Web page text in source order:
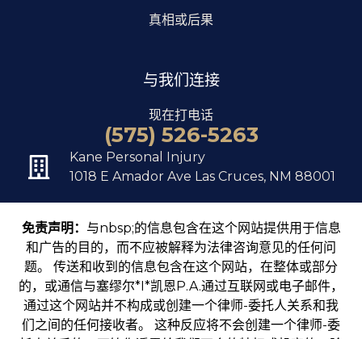
真相或后果
与我们连接
现在打电话
(575) 526-5263
Kane Personal Injury
1018 E Amador Ave Las Cruces, NM 88001
免责声明： 与nbsp;的信息包含在这个网站提供用于信息
和广告的目的，而不应被解释为法律咨询意见的任何问
题。 传送和收到的信息包含在这个网站，在整体或部分
的，或通信与塞缪尔*I*凯恩P.A.通过互联网或电子邮件，
通过这个网站并不构成或创建一个律师-委托人关系和我
们之间的任何接收者。 这种反应将不会创建一个律师-委